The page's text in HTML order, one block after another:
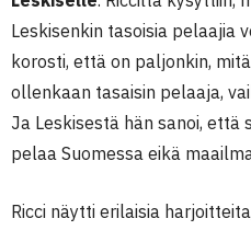
Leskisenkin tasoisia pelaajia
korosti, että on paljonkin,
ollenkaan tasaisin pelaaja,
Ja Leskisestä hän sanoi, että
pelaa Suomessa eikä
Ricci näytti erilaisia